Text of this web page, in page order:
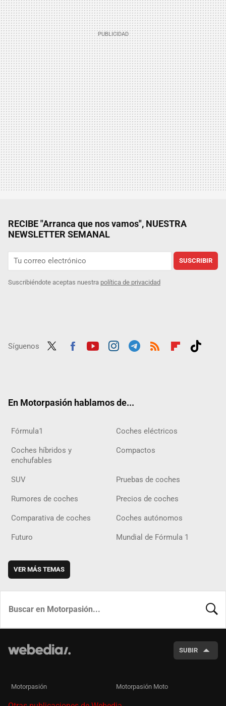
RECIBE "Arranca que nos vamos", NUESTRA
NEWSLETTER SEMANAL
SUSCRIBIR
Suscribiéndote aceptas nuestra política de privacidad
Síguenos
En Motorpasión hablamos de...
Fórmula1 Coches eléctricos
Coches híbridos y
enchufables
Compactos
SUV Pruebas de coches
Rumores de coches Precios de coches
Comparativa de coches Coches autónomos
Futuro Mundial de Fórmula 1
VER MÁS TEMAS
SUBIR
Motorpasión Motorpasión Moto